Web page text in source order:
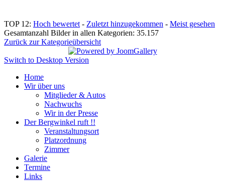
TOP 12: Hoch bewertet - Zuletzt hinzugekommen - Meist gesehen
Gesamtanzahl Bilder in allen Kategorien: 35.157
Zurück zur Kategorieübersicht
Switch to Desktop Version
Home
Wir über uns
Mitglieder & Autos
Nachwuchs
Wir in der Presse
Der Bergwinkel ruft !!
Veranstaltungsort
Platzordnung
Zimmer
Galerie
Termine
Links